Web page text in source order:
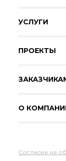
УСЛУГИ
ПРОЕКТЫ
О
Согласие на